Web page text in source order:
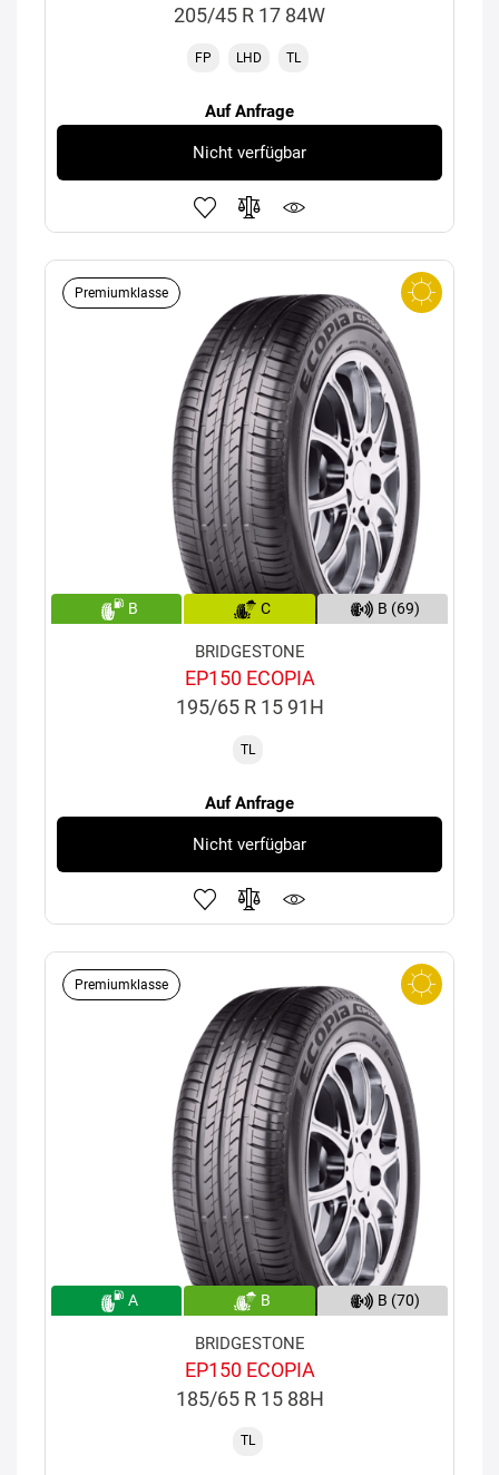
205/45 R 17 84W
FP LHD TL
Auf Anfrage
Nicht verfügbar
Premiumklasse
B C B (69)
BRIDGESTONE
EP150 ECOPIA
195/65 R 15 91H
TL
Auf Anfrage
Nicht verfügbar
Premiumklasse
A B B (70)
BRIDGESTONE
EP150 ECOPIA
185/65 R 15 88H
TL